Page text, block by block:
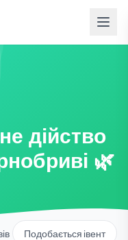
дійство
🌿
Подобається івент